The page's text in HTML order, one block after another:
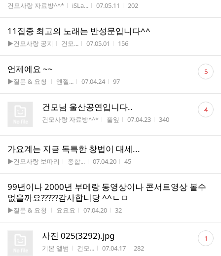
게시판명
건모사랑 자료방^^* 작성자
iSLa... 작성시간
07.05.11 조회수
202
11집중 최고의 노래는 반성문입니다^^
게시판명
▶건모사랑 공지 작성자
건모... 작성시간
07.05.01 조회수
156
언제에요 ~~
게시판명
▶질문 & 요청 작성자
엔젤... 작성시간
07.04.24 조회수
97
댓
글 5
건모님 울산공연입니다..
게시판명
건모사랑 자료방^^* 작성자
풀잎 작성시간
07.04.23 조회수
340
댓
글 4
가요계는 지금 독특한 창법이 대세...
게시판명
▶건모사랑 보따리 작성자
종합... 작성시간
07.04.20 조회수
45
99년이나 2000년 부메랑 동영상이나 콘서트영상 볼수
없을까요?????감사합니당 ^^ㄴㅁ
게시판명
▶질문 & 요청 작성자
요요요 작성시간
07.04.20 조회수
32
사진 025(3292).jpg
게시판명
기본 앨범 작성자
건모... 작성시간
07.04.17 조회수
282
댓
글 1